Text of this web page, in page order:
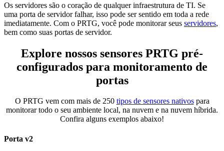
Os servidores são o coração de qualquer infraestrutura de TI. Se
uma porta de servidor falhar, isso pode ser sentido em toda a rede
imediatamente. Com o PRTG, você pode monitorar seus servidores,
bem como suas portas de servidor.
Explore nossos sensores PRTG pré-
configurados para monitoramento de
portas
O PRTG vem com mais de 250 tipos de sensores nativospara
monitorar todo o seu ambiente local, na nuvem e na nuvem híbrida.
Confira alguns exemplos abaixo!
Porta v2